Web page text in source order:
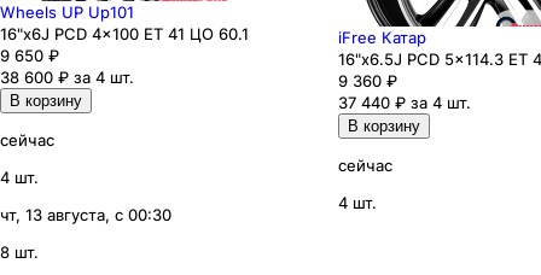
Wheels UP Up101
16"x6J PCD 4x100 ЕТ 41 ЦО 60.1
9 650 ₽
38 600 ₽ за 4 шт.
В корзину
сейчас
4 шт.
чт, 13 августа, с 00:30
8 шт.
iFree Катар
16"x6.5J PCD 5x114.3 ЕТ
9 360 ₽
37 440 ₽ за 4 шт.
В корзину
сейчас
4 шт.